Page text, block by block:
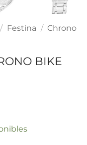
/ Festina / Chrono
BIKE